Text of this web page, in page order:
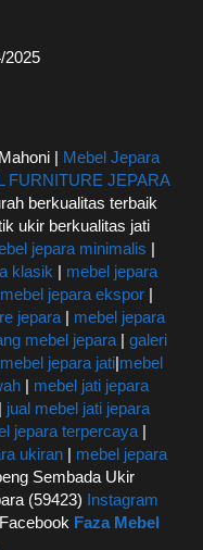
2025
| Mebel Jepara
FURNITURE JEPARA
berkualitas terbaik
ukir berkualitas jati
jepara minimalis |
klasik | mebel jepara
mebel jepara ekspor|
jepara | mebel jepara
mebel jepara | galeri
mebel jepara jati|mebel
| mebel jati jepara
| jual mebel jati jepara
jepara terpercaya |
ukiran| mebel jepara
Sembada Ukir
(59423) Instagram
Faza Mebel